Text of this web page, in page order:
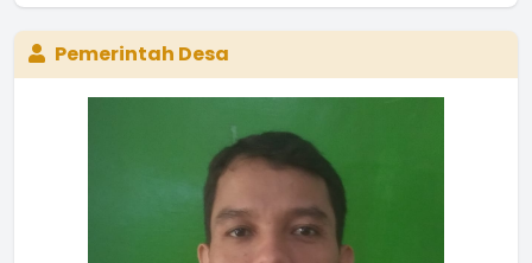
Pemerintah Desa